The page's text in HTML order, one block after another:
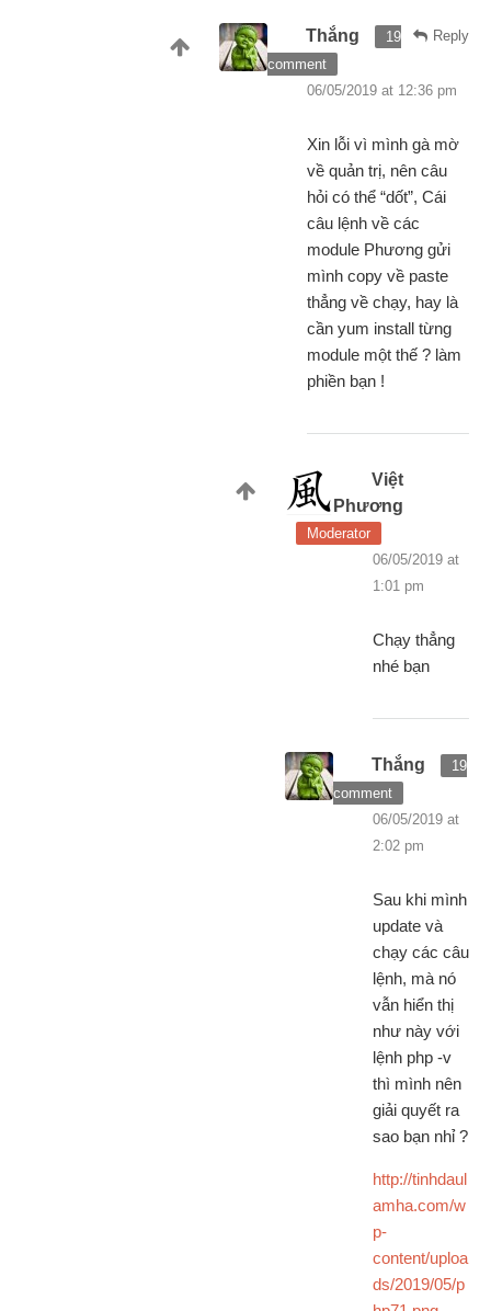
Reply
Thắng
19
comment
06/05/2019 at 12:36 pm
Xin lỗi vì mình gà mờ
về quản trị, nên câu
hỏi có thể “dốt”, Cái
câu lệnh về các
module Phương gửi
mình copy về paste
thẳng về chạy, hay là
cần yum install từng
module một thế ? làm
phiền bạn !
Việt
Phương
Moderator
06/05/2019 at
1:01 pm
Chạy thẳng
nhé bạn
Thắng
19
comment
06/05/2019 at
2:02 pm
Sau khi mình
update và
chạy các câu
lệnh, mà nó
vẫn hiển thị
như này với
lệnh php -v
thì mình nên
giải quyết ra
sao bạn nhỉ ?
http://tinhdaul
amha.com/w
p-
content/uploa
ds/2019/05/p